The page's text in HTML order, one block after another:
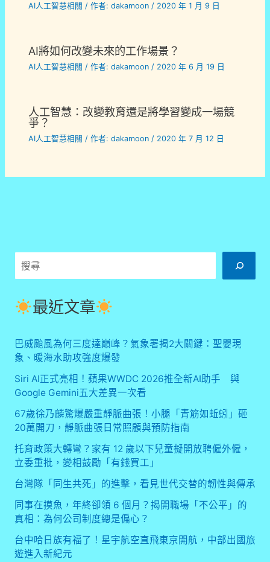
AI人工智慧相關 / 作者:dakamoon / 2020 年 1 月 9 日
AI將如何改變未來的工作場景？
AI人工智慧相關 / 作者:dakamoon / 2020 年 6 月 19 日
人工智慧：改變教育還是將學習變成一場競
爭？
AI人工智慧相關 / 作者:dakamoon/ 2020 年 7 月 12 日
搜
尋
最近文章
巴威颱風為何三度達巔峰？氣象署揭2大關鍵：聖嬰現
象、暖海水助攻強度爆發
Siri AI正式亮相！蘋果WWDC 2026推全新AI助手 與
Google Gemini五大差異一次看
67歲徐乃麟驚爆嚴重靜脈曲張！小腿「青筋如蚯蚓」砸
20萬開刀，靜脈曲張日常照顧與預防指南
托育政策大轉彎？家有 12 歲以下兒童擬開放聘僱外僱，
立委重批，變相鼓勵「有錢買工」
台灣隊「同生共死」的進擊，看見世代交替的韌性與傳承
同事在摸魚，年終卻領 6 個月？揭開職場「不公平」的
真相：為何公司制度總是偏心？
台中哈日族有福了！星宇航空直飛東京開航，中部出國旅
遊進入新紀元